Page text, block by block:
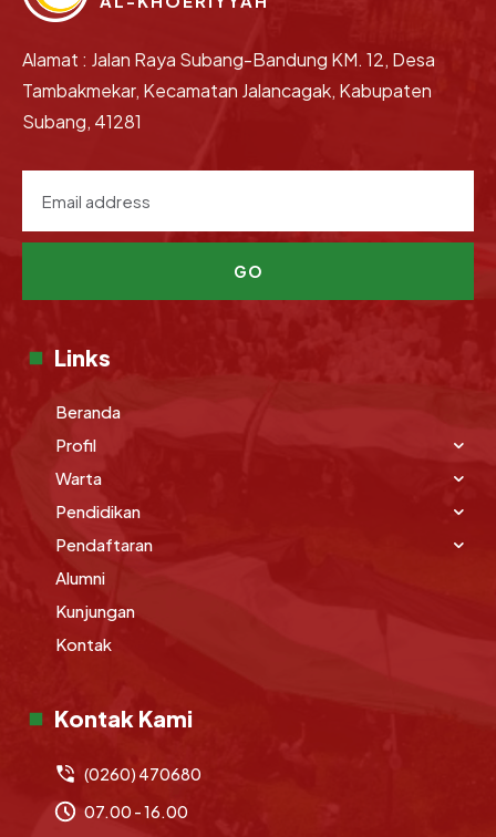
Alamat : Jalan Raya Subang-Bandung KM. 12, Desa
Tambakmekar, Kecamatan Jalancagak, Kabupaten
Subang, 41281
GO
Links
Beranda
Profil
Warta
Pendidikan
Pendaftaran
Alumni
Kunjungan
Kontak
Kontak Kami
(0260) 470680
07.00 - 16.00